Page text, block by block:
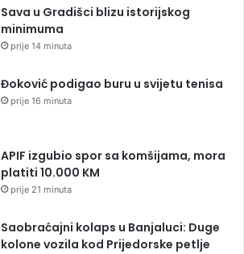
Sava u Gradišci blizu istorijskog
minimuma
prije 14 minuta
Đoković podigao buru u svijetu tenisa
prije 16 minuta
APIF izgubio spor sa komšijama, mora
platiti 10.000 KM
prije 21 minuta
Saobraćajni kolaps u Banjaluci: Duge
kolone vozila kod Prijedorske petlje